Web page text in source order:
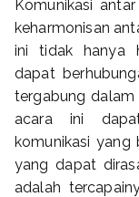
Komunikasi
keharmonisan
ini tidak hanya
dapat
tergabung
acara ini
komunikasi yang
yang dapat
adalah